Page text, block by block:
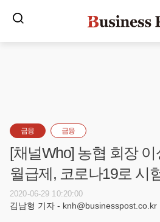
금융 금융
[채널Who] 농협 회장
월급제, 코로나19로 시
2020-06-29 10:20:00
김남형 기자 - knh@businesspost.co.kr